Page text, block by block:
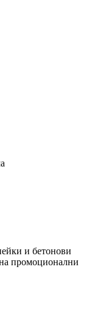
и бетонови
промоционални